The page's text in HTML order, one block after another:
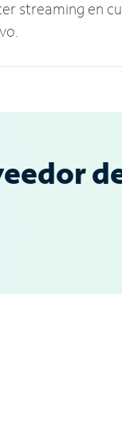
streaming en